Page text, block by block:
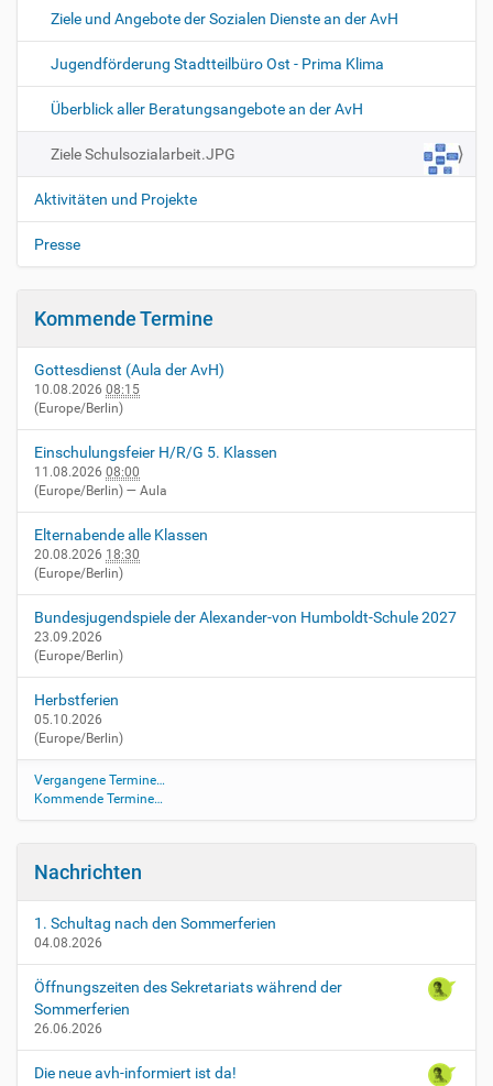
Ziele und Angebote der Sozialen Dienste an der AvH
Jugendförderung Stadtteilbüro Ost - Prima Klima
Überblick aller Beratungsangebote an der AvH
Ziele Schulsozialarbeit.JPG
Aktivitäten und Projekte
Presse
Kommende Termine
Gottesdienst (Aula der AvH)
10.08.2026 08:15
(Europe/Berlin)
Einschulungsfeier H/R/G 5. Klassen
11.08.2026 08:00
(Europe/Berlin) — Aula
Elternabende alle Klassen
20.08.2026 18:30
(Europe/Berlin)
Bundesjugendspiele der Alexander-von Humboldt-Schule 2027
23.09.2026
(Europe/Berlin)
Herbstferien
05.10.2026
(Europe/Berlin)
Vergangene Termine…
Kommende Termine…
Nachrichten
1. Schultag nach den Sommerferien
04.08.2026
Öffnungszeiten des Sekretariats während der
Sommerferien
26.06.2026
Die neue avh-informiert ist da!